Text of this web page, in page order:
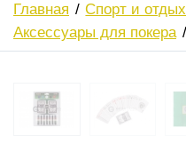
Главная Спорт и отдых
Аксессуары для покера
ХИТ